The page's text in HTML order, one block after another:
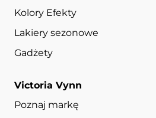
Kolory Efekty
Lakiery sezonowe
Gadżety
Victoria Vynn
Poznaj markę